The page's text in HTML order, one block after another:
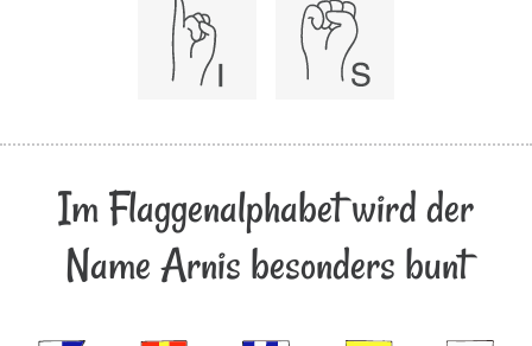
Im Flaggenalphabet wird der
Name Arnis besonders bunt